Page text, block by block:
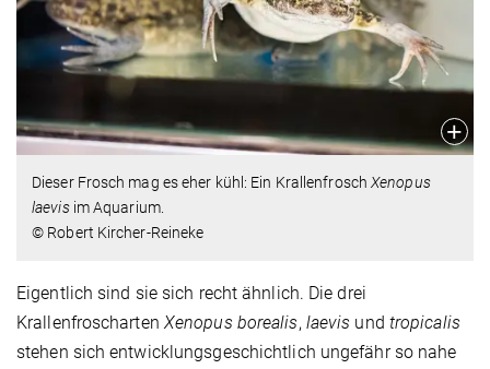
Dieser Frosch mag es eher kühl: Ein Krallenfrosch Xenopus
laevis im Aquarium.
© Robert Kircher-Reineke
Eigentlich sind sie sich recht ähnlich. Die drei
Krallenfroscharten Xenopus borealis, laevis und tropicalis
stehen sich entwicklungsgeschichtlich ungefähr so nahe